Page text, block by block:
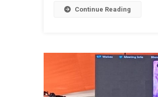
Continue Reading